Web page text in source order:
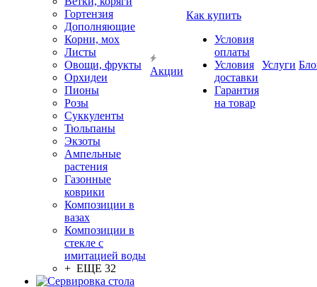
Гортензия
Дополняющие
Корни, мох
Листы
Овощи, фрукты
Орхидеи
Пионы
Розы
Суккуленты
Тюльпаны
Экзоты
Ампельные
растения
Газонные
коврики
Композиции в
вазах
Композиции в
стекле с
имитацией воды
+ ЕЩЕ 32
Акции
Как купить
Условия
оплаты
Условия
доставки
Гарантия
на товар
Услуги